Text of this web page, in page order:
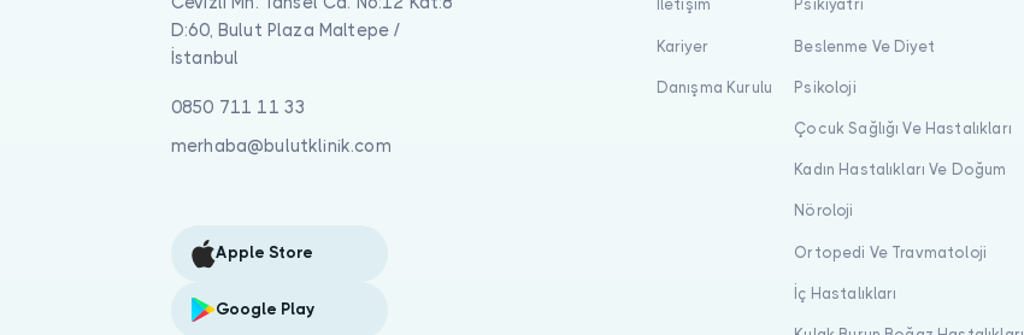
D:60, Bulut Plaza Maltepe /
İstanbul
0850 711 11 33
merhaba@bulutklinik.com
Apple Store
Google Play
İletişim
Kariyer
Danışma Kurulu
Psikiyatri
Beslenme Ve Diyet
Psikoloji
Çocuk Sağlığı Ve Hastalıkları
Kadın Hastalıkları Ve Doğum
Nöroloji
Ortopedi Ve Travmatoloji
İç Hastalıkları